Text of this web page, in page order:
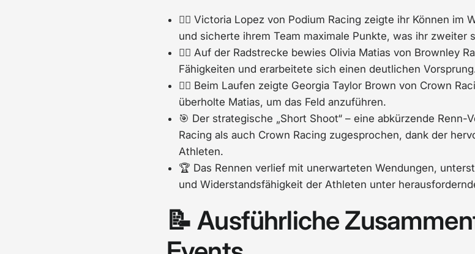
🏊‍♀️ Victoria Lopez von Podium Racing zeigte ihr Können im
und sicherte ihrem Team maximale Punkte, was ihr zweiter
🚴‍♀️ Auf der Radstrecke bewies Olivia Matias von Brownley
Fähigkeiten und erarbeitete sich einen deutlichen
🏃‍♀️ Beim Laufen zeigte Georgia Taylor Brown von Crown
überholte Matias, um das Feld anzuführen.
🎯 Der strategische „Short Shoot“ – eine abkürzende
Racing als auch Crown Racing zugesprochen, dank der
Athleten.
🏆 Das Rennen verlief mit unerwarteten Wendungen,
und Widerstandsfähigkeit der Athleten unter
📝 Ausführliche